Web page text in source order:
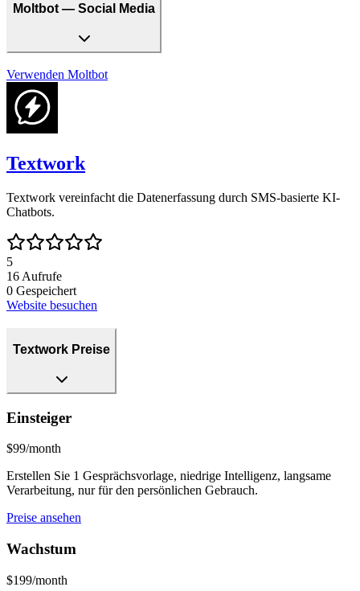
Moltbot — Social Media
Verwenden Moltbot
Textwork
Textwork vereinfacht die Datenerfassung durch SMS-basierte KI-
Chatbots.
5
16 Aufrufe
0 Gespeichert
Website besuchen
Textwork Preise
Einsteiger
$99/month
Erstellen Sie 1 Gesprächsvorlage, niedrige Intelligenz, langsame
Verarbeitung, nur für den persönlichen Gebrauch.
Preise ansehen
Wachstum
$199/month